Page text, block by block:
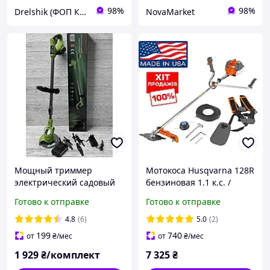
Drelshik (ФОП Ковалев Евгений ) 98% NovaMarket 98%
Мощный триммер
электрический садовый
Электрокосы 48V/4AH
Триммеры для сада Li-Ion
Электротриммеры
электрокосы
Готово к отправке
4.8 (6)
от 199₴/мес
1 929₴/комплект
Мотокоса Husqvarna 128R
бензиновая 1.1 к.с. /
профессиональная для
ухода за газоном
Готово к отправке
5.0 (2)
от740₴/мес
7 325₴